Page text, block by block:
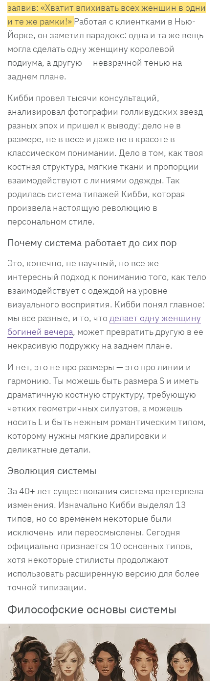
заявив: «Хватит впихивать всех женщин в одни
и те же рамки!» Работая с клиентками в Нью-
Йорке, он заметил парадокс: одна и та же вещь
могла сделать одну женщину королевой
подиума, а другую — невзрачной тенью на
заднем плане.
Кибби провел тысячи консультаций,
анализировал фотографии голливудских звезд
разных эпох и пришел к выводу: дело не в
размере, не в весе и даже не в красоте в
классическом понимании. Дело в том, как твоя
костная структура, мягкие ткани и пропорции
взаимодействуют с линиями одежды. Так
родилась система типажей Кибби, которая
произвела настоящую революцию в
персональном стиле.
Почему система работает до сих пор
Это, конечно, не научный, но все же
интересный подход к пониманию того, как тело
взаимодействует с одеждой на уровне
визуального восприятия. Кибби понял главное:
мы все разные, и то, что делает одну женщину
богиней вечера, может превратить другую в ее
некрасивую подружку на заднем плане.
И нет, это не про размеры — это про линии и
гармонию. Ты можешь быть размера S и иметь
драматичную костную структуру, требующую
четких геометричных силуэтов, а можешь
носить L и быть нежным романтическим типом,
которому нужны мягкие драпировки и
деликатные детали.
Эволюция системы
За 40+ лет существования система претерпела
изменения. Изначально Кибби выделял 13
типов, но со временем некоторые были
исключены или переосмыслены. Сегодня
официально признается 10 основных типов,
хотя некоторые стилисты продолжают
использовать расширенную версию для более
точной типизации.
Философские основы системы